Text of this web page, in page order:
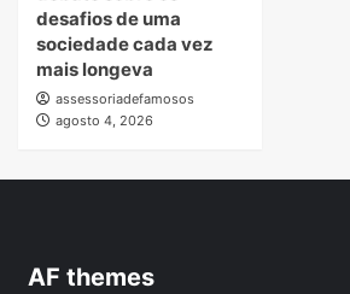
desafios de uma
sociedade cada vez
mais longeva
assessoriadefamosos
agosto 4, 2026
AF themes